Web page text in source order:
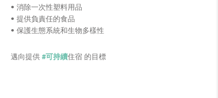
• 消除一次性塑料用品
• 提供負責任的食品
• 保護生態系統和生物多樣性
邁向提供#可持續住宿 的目標